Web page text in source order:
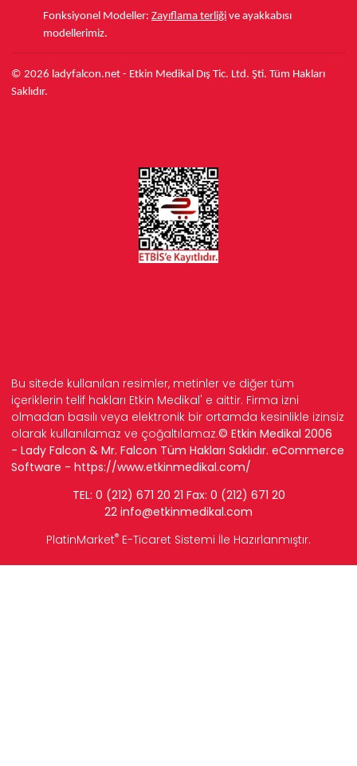
Fonksiyonel Modeller: Zayıflama terliği ve ayakkabısı
modellerimiz.
© 2026 ladyfalcon.net - Etkin Medikal Dış Tic. Ltd. Şti. Tüm Hakları
Saklıdır.
Bu sitede kullanılan resimler, metinler ve diğer tüm
içeriklerin telif hakları Etkin Medikal' e aittir. Firma izni
olmadan basılı veya elektronik bir ortamda kesinlikle izinsiz
olarak kullanılamaz ve çoğaltılamaz.© Etkin Medikal 2006
- Lady Falcon & Mr. Falcon Tüm Hakları Saklıdır. eCommerce
Software - https://www.etkinmedikal.com/
TEL: 0 (212) 671 20 21 Fax: 0 (212) 671 20
22 info@etkinmedikal.com
PlatinMarket® E-Ticaret Sistemi İle Hazırlanmıştır.